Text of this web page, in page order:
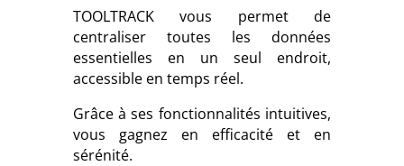
TOOLTRACK vous permet de
centraliser toutes les données
essentielles en un seul endroit,
accessible en temps réel.
Grâce à ses fonctionnalités intuitives,
vous gagnez en efficacité et en
sérénité.